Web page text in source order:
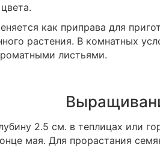
как приправа для
растения. В комнатных
листьями.
2.5 см. в теплицах или
мая. Для прорастания